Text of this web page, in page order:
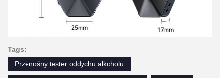
Tags:
Przenośny tester oddychu alkoholu